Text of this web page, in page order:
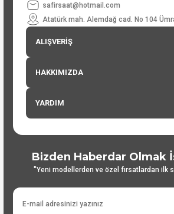
safirsaat@hotmail.com
Atatürk mah. Alemdağ cad. No 104
ALIŞVERİŞ
HAKKIMIZDA
YARDIM
Bizden Haberdar Olmak
"Yeni modellerden ve özel fırsatlardan ilk